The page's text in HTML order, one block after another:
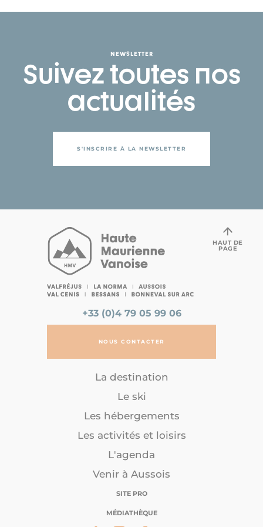
NEWSLETTER
Suivez toutes nos
actualités
S'INSCRIRE À LA NEWSLETTER
+33 (0)4 79 05 99 06
NOUS CONTACTER
La destination
Le ski
Les hébergements
Les activités et loisirs
L'agenda
Venir à Aussois
SITE PRO
MÉDIATHÈQUE
HAUT DE
PAGE